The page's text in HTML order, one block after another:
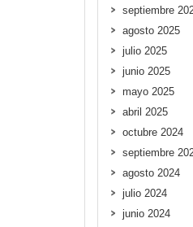
septiembre
agosto 2025
julio 2025
junio 2025
mayo 2025
abril 2025
octubre 2024
septiembre
agosto 2024
julio 2024
junio 2024